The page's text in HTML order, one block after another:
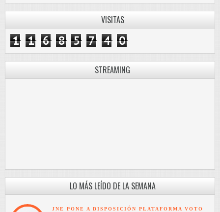
VISITAS
1 1 6 8 5 7 4 0
STREAMING
LO MÁS LEÍDO DE LA SEMANA
JNE PONE A DISPOSICIÓN PLATAFORMA VOTO